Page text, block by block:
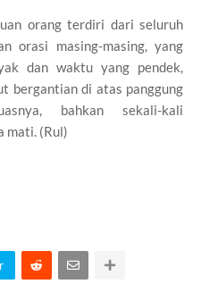
orang terdiri dari seluruh
orasi masing-masing, yang
dan waktu yang pendek,
bergantian di atas panggung
bahkan sekali-kali
mati. (Rul)